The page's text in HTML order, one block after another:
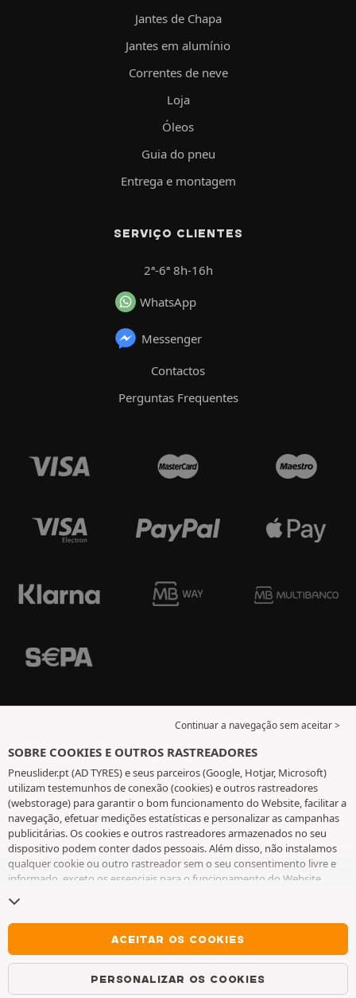
Jantes de Chapa
Jantes em alumínio
Correntes de neve
Loja
Óleos
Guia do pneu
Entrega e montagem
SERVIÇO CLIENTES
2ª-6ª 8h-16h
WhatsApp
Messenger
Contactos
Perguntas Frequentes
Continuar a navegação sem aceitar >
SOBRE COOKIES E OUTROS RASTREADORES
Pneuslider.pt (AD TYRES) e seus parceiros (Google, Hotjar, Microsoft)
utilizam testemunhos de conexão (cookies) e outros rastreadores
(webstorage) para garantir o bom funcionamento do Website, facilitar a
navegação, efetuar medições estatísticas e personalizar as campanhas
publicitárias. Os cookies e outros rastreadores armazenados no seu
dispositivo podem conter dados pessoais. Além disso, não instalamos
qualquer cookie ou outro rastreador sem o seu consentimento livre e
informado, exceto os essenciais para o funcionamento do Website.
consentimento a qualquer momento, ao aceder à
outros rastreadores. Pode optar por continuar a navegar sem aceitar a
instalação de cookies ou outros rastreadores. A recusa não prejudica o
acesso aos serviços AD TYRES. Para obter mais informações, consultea
página de cookies e outros rastreadores
ACEITAR OS COOKIES
PERSONALIZAR OS COOKIES